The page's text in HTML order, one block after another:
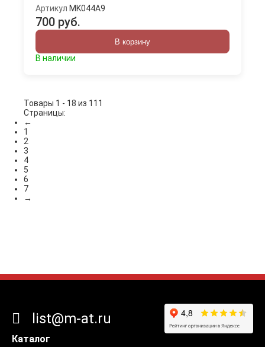
Артикул MK044A9
700 руб.
В корзину
В наличии
Товары 1 - 18 из 111
Страницы:
←
1
2
3
4
5
6
7
→
Каталог
list@m-at.ru